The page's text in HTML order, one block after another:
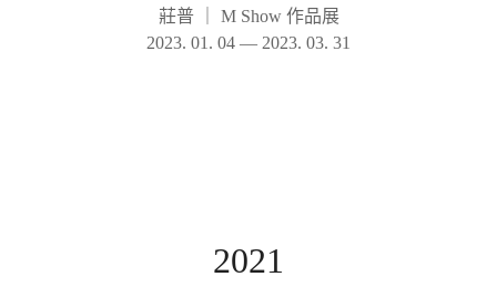
莊普
M Show 作品展
2023. 01. 04 — 2023. 03. 31
2021